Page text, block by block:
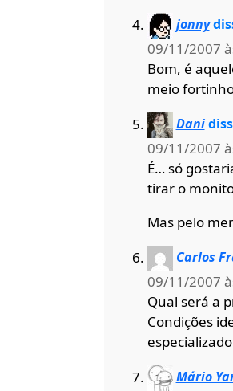
jonny
09/11/2007
Bom, é
meio
Dani
09/11/2007
É… só
tirar o
Mas pelo
Carlos
09/11/2007
Qual será a
Condições
Mário